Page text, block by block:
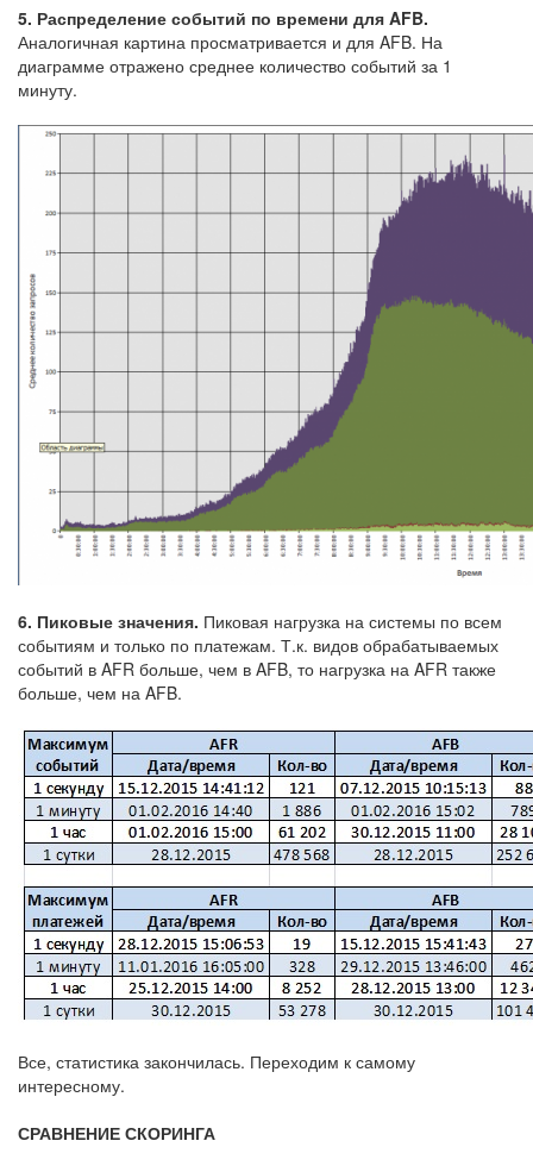
5. Распределение событий по времени для AFB.
Аналогичная картина просматривается и для AFB. На
диаграмме отражено среднее количество событий за 1
минуту.
6. Пиковые значения. Пиковая нагрузка на системы по всем
событиям и только по платежам. Т.к. видов обрабатываемых
событий в AFR больше, чем в AFB, то нагрузка на AFR также
больше, чем на AFB.
Все, статистика закончилась. Переходим к самому
интересному.
СРАВНЕНИЕ СКОРИНГА